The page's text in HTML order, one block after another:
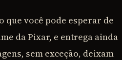
que você pode esperar de
da Pixar, e entrega ainda
sem exceção, deixam